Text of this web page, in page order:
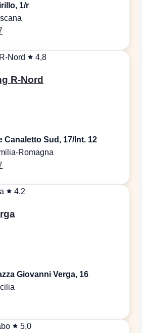
1/r
4,8
R-Nord
Canaletto Sud, 17/Int. 12
Romagna
4,2
Giovanni Verga, 16
5,0